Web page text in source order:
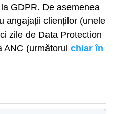
GDPR. De asemenea
angajații clienților (unele
zile de Data Protection
(următorul chiar în